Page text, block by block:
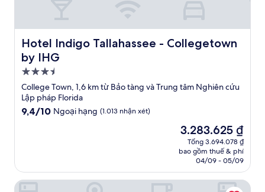
Hotel Indigo Tallahassee - Collegetown
by IHG
Hotel Indigo Tallahassee - Collegetown by IHG
Nơi
lưu
trú
3.5
College Town, 1,6 km từ Bảo tàng và Trung tâm Nghiên cứu
Lập pháp Florida
9.4
nhận
xét)
9,4/10 Ngoại hạng (1.013 nhận xét)
Giá
hiện
tại
3.283.625 ₫
3.283.625 ₫
Tổng 3.694.078 ₫
bao gồm thuế & phí
04/09 - 05/09
Hyatt House Tallahassee Capitol – University